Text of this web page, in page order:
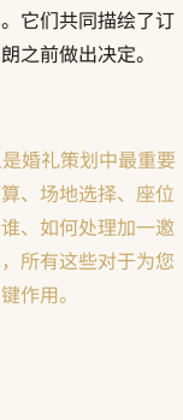
它们共同描绘了订
之前做出决定。
婚礼策划中最重要
、场地选择、座位
、如何处理加一邀
所有这些对于为您
作用。